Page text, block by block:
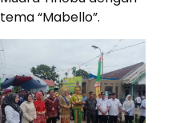
tema “Mabello”.